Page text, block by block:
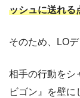
ッシュに送れる
そのため、LO
相手の行動をシ
ビゴン』を壁に